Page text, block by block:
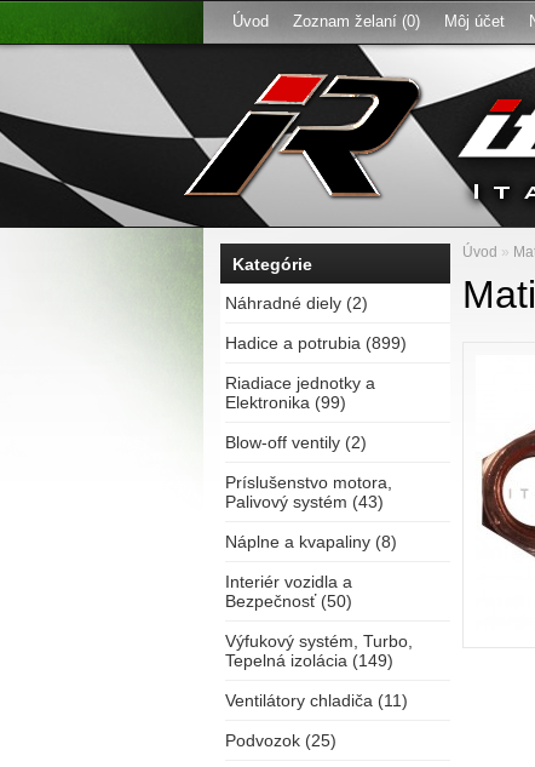
Úvod Zoznam želaní (0) Môj účet
Kategórie
Náhradné diely (2)
Hadice a potrubia (899)
Riadiace jednotky a
Elektronika (99)
Blow-off ventily (2)
Príslušenstvo motora,
Palivový systém (43)
Náplne a kvapaliny (8)
Interiér vozidla a
Bezpečnosť (50)
Výfukový systém, Turbo,
Tepelná izolácia (149)
Ventilátory chladiča (11)
Podvozok (25)
Úvod »